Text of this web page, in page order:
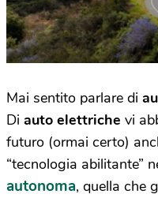
Mai sentito parlare di
Di auto elettriche vi
futuro (ormai certo)
“tecnologia abilitante”
autonoma, quella che